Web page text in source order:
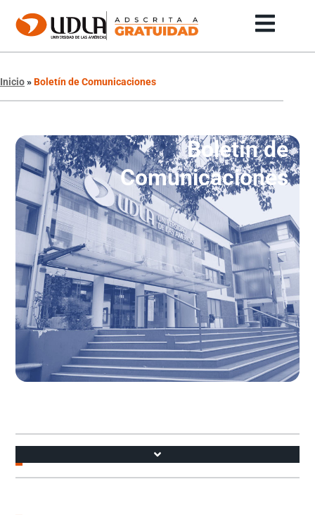
Inicio»Boletín de Comunicaciones
Boletín de
Comunicaciones